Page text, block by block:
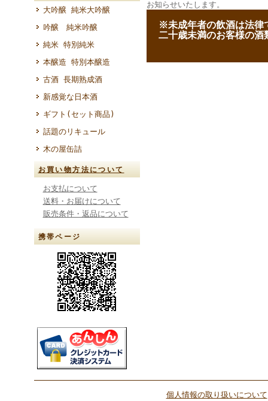
大吟醸 純米大吟醸
吟醸 純米吟醸
純米 特別純米
本醸造 特別本醸造
古酒 長期熟成酒
新感覚な日本酒
ギフト(セット商品)
話題のリキュール
木の屋缶詰
お買い物方法について
お支払について
送料・お届けについて
販売条件・返品について
携帯ページ
お知らせいたします。
※未成年者の飲酒は法律
二十歳未満のお客様の酒
個人情報の取り扱いについて